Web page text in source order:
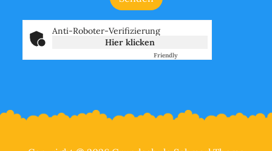
Anti-Roboter-Verifizierung
Hier klicken
Friendly